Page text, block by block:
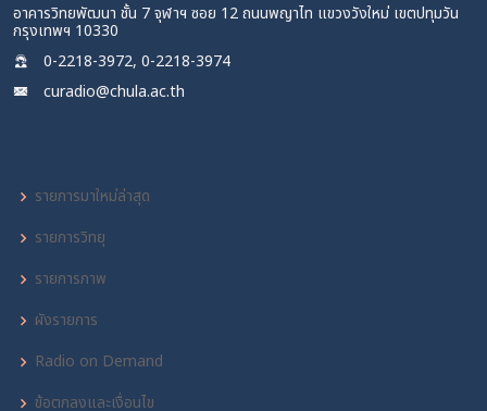
อาคารวิทยพัฒนา ชั้น 7 จุฬาฯ ซอย 12 ถนนพญาไท แขวงวังใหม่ เขตปทุมวัน
กรุงเทพฯ 10330
0-2218-3972, 0-2218-3974
curadio@chula.ac.th
รายการมาใหม่ล่าสุด
รายการวิทยุ
รายการภาพ
ผังรายการ
Radio on Demand
ข้อตกลงและเงื่อนไข